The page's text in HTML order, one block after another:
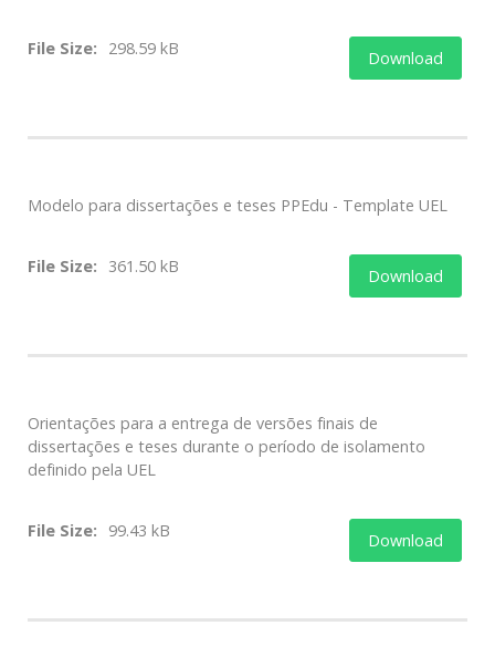
File Size: 298.59 kB Download
Modelo para dissertações e teses PPEdu - Template UEL
File Size: 361.50 kB Download
Orientações para a entrega de versões finais de
dissertações e teses durante o período de isolamento
definido pela UEL
File Size: 99.43 kB Download